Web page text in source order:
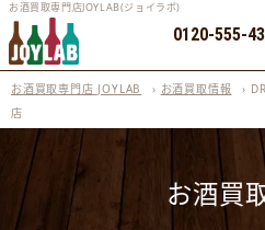
お酒買取専門店JOYLAB(ジョイラボ)
0120-555-
お酒買取専門店 JOYLAB › お酒買取情報 ›
店
お酒買